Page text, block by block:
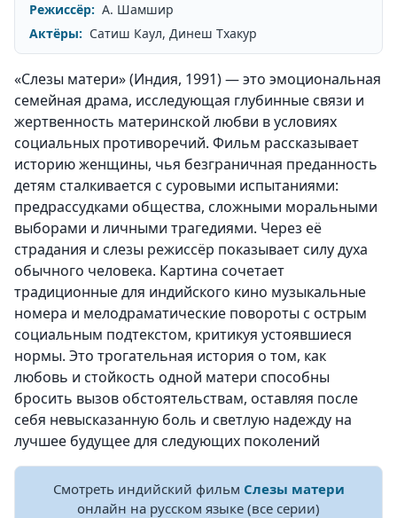
Режиссёр: А. Шамшир
Актёры: Сатиш Каул, Динеш Тхакур
«Слезы матери» (Индия, 1991) — это эмоциональная
семейная драма, исследующая глубинные связи и
жертвенность материнской любви в условиях
социальных противоречий. Фильм рассказывает
историю женщины, чья безграничная преданность
детям сталкивается с суровыми испытаниями:
предрассудками общества, сложными моральными
выборами и личными трагедиями. Через её
страдания и слезы режиссёр показывает силу духа
обычного человека. Картина сочетает
традиционные для индийского кино музыкальные
номера и мелодраматические повороты с острым
социальным подтекстом, критикуя устоявшиеся
нормы. Это трогательная история о том, как
любовь и стойкость одной матери способны
бросить вызов обстоятельствам, оставляя после
себя невысказанную боль и светлую надежду на
лучшее будущее для следующих поколений
Смотреть индийский фильм Слезы матери
онлайн на русском языке (все серии)